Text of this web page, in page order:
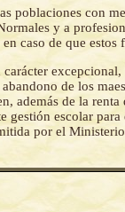
poblaciones con
y a
caso de que
carácter
de los
además de la
gestión escolar
por el